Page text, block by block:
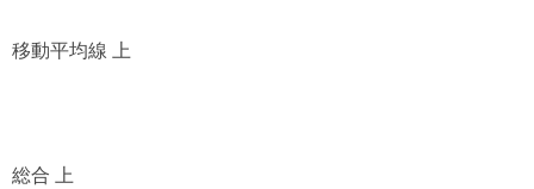
移動平均線 上
総合 上